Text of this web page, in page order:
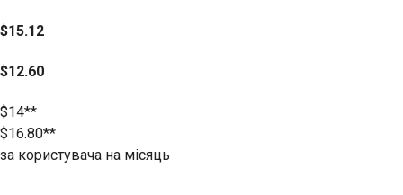
$15.12
$12.60
$14**
$16.80**
за користувача на місяць